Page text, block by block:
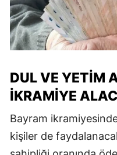
DUL VE YETIM
İKRAMIYE
Bayram
kişiler de